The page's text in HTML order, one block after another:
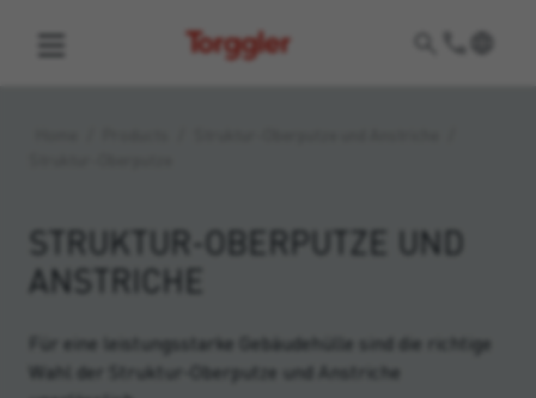
Torggler
STRUKTUR-OBERPUTZE UND
ANSTRICHE
Für eine leistungsstarke Gebäudehülle sind die richtige
Wahl der Struktur-Oberputze und Anstriche